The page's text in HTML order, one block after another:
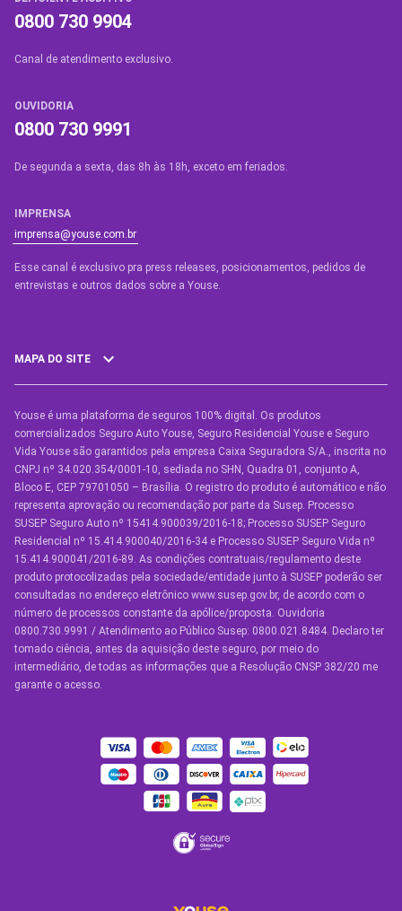
0800 730 9904
Canal de atendimento exclusivo.
OUVIDORIA
0800 730 9991
De segunda a sexta, das 8h às 18h, exceto em feriados.
IMPRENSA
imprensa@youse.com.br
Esse canal é exclusivo pra press releases, posicionamentos, pedidos de
entrevistas e outros dados sobre a Youse.​
MAPA DO SITE
SEGUROS
Seguro Auto
Seguro Auto para Terceiros
Seguro por Marcas de Carro
Seguro Residencial
Seguro de Vida
Manual de Assistências
Condições Gerais
OUTROS SERVIÇOS
Youse é uma plataforma de seguros 100% digital. Os produtos
comercializados Seguro Auto Youse, Seguro Residencial Youse e Seguro
Vida Youse são garantidos pela empresa Caixa Seguradora S/A., inscrita no
CNPJ nº 34.020.354/0001-10, sediada no SHN, Quadra 01, conjunto A,
Bloco E, CEP 79701050 – Brasília. O registro do produto é automático e não
representa aprovação ou recomendação por parte da Susep. Processo
SUSEP Seguro Auto nº 15414.900039/2016-18; Processo SUSEP Seguro
Residencial nº 15.414.900040/2016-34 e Processo SUSEP Seguro Vida nº
15.414.900041/2016-89. As condições contratuais/regulamento deste
produto protocolizadas pela sociedade/entidade junto à SUSEP poderão ser
consultadas no endereço eletrônico www.susep.gov.br, de acordo com o
número de processos constante da apólice/proposta. Ouvidoria
0800.730.9991 / Atendimento ao Público Susep: 0800.021.8484. Declaro ter
tomado ciência, antes da aquisição deste seguro, por meio do
intermediário, de todas as informações que a Resolução CNSP 382/20 me
garante o acesso.